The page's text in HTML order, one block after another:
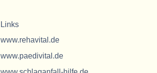
Links
www.rehavital.de
www.paedivital.de